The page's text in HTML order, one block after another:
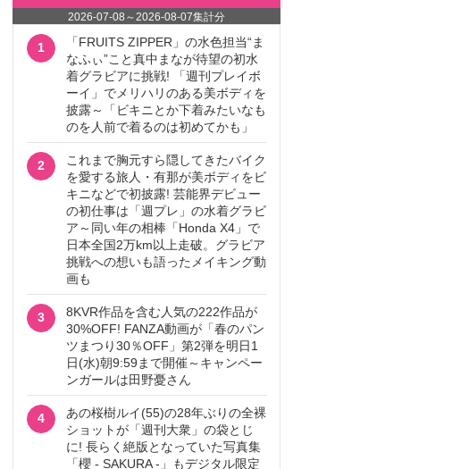
2026-07-08 ～2026-08-07集計分
1
「FRUITS ZIPPER」の水色担当“ま
なふぃ”こと真中まなが待望の初水
着グラビアに挑戦! 「週刊プレイボ
ーイ」でメリハリのある美ボディを
披露～「ビキニとか下着みたいなも
のを人前で着るのは初めてかも」
2
これまで胸元すら隠してきたバイク
を愛する旅人・有那が美ボディをビ
キニなどで初披露! 芸能界デビュー
の初仕事は「週プレ」の水着グラビ
ア～同い年の相棒「Honda X4」で
日本全国2万km以上走破。グラビア
挑戦への想いも語ったメイキング動
画も
3
8KVR作品を含む人気の222作品が
30%OFF! FANZA動画が「春のパン
ツまつり30％OFF」第2弾を明日1
日(水)朝9:59まで開催～キャンペー
ンガールは田野憂さん
4
あの桜樹ルイ(55)の28年ぶりの全裸
ショットが「週刊大衆」の袋とじ
に! 長らく絶版となっていた写真集
「櫻 - SAKURA -」もデジタル限定